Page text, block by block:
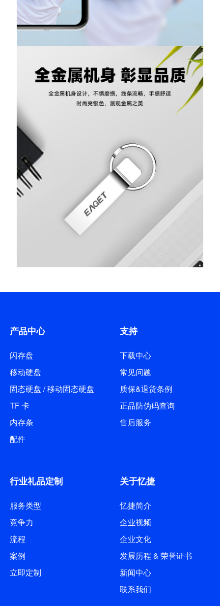
产品中心
闪存盘
移动硬盘
固态硬盘 / 移动固态硬盘
TF 卡
内存条
配件
支持
下载中心
常见问题
质保&退货条例
正品防伪码查询
售后服务
行业礼品定制
服务类型
竞争力
流程
案例
立即定制
关于忆捷
忆捷简介
企业视频
企业文化
发展历程 & 荣誉证书
新闻中心
联系我们